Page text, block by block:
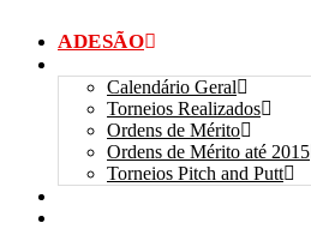
ADESÃO
Calendário Geral
Torneios Realizados
Ordens de Mérito
Ordens de Mérito até 2015
Torneios Pitch and Putt